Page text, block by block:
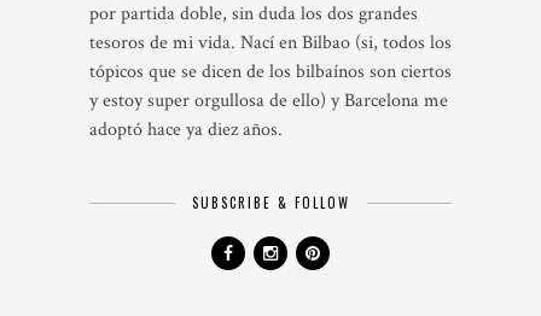
por partida doble, sin duda los dos grandes
tesoros de mi vida. Nací en Bilbao (si, todos los
tópicos que se dicen de los bilbaínos son ciertos
y estoy super orgullosa de ello) y Barcelona me
adoptó hace ya diez años.
SUBSCRIBE & FOLLOW